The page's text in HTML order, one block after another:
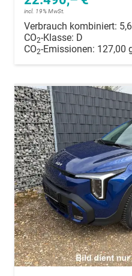
incl. 19% MwSt.
Verbrauch kombiniert:
CO2-Klasse: D
CO2-Emissionen: 127,00